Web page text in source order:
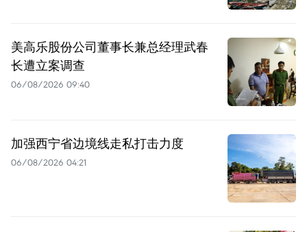
美高乐股份公司董事长兼总经理武春
长遭立案调查
06/08/2026 09:40
加强西宁省边境线走私打击力度
06/08/2026 04:21